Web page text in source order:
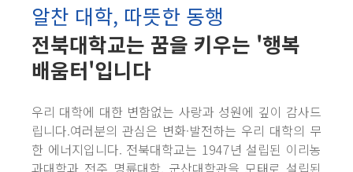
알찬 대학, 따뜻한 동행
전북대학교는 꿈을 키우는 '행복
배움터'입니다
우리 대학에 대한 변함없는 사랑과 성원에 깊이 감사드
립니다.여러분의 관심은 변화·발전하는 우리 대학의 무
한 에너지입니다. 전북대학교는 1947년 설립된 이리농
과대학과 전주 명륜대학, 군산대학관을 모태로 설립된